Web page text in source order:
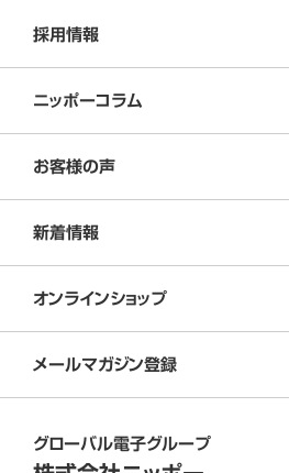
採用情報
ニッポーコラム
お客様の声
新着情報
オンラインショップ
メールマガジン登録
グローバル電子グループ